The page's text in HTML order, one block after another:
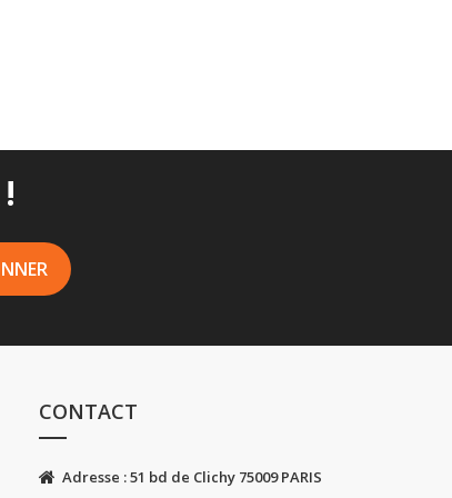
CONTACT
Adresse : 51 bd de Clichy 75009 PARIS